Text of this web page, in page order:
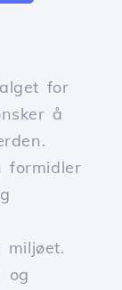
for
å
formidler
og